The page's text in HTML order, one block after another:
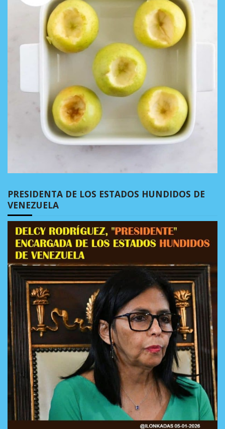
PRESIDENTA DE LOS ESTADOS HUNDIDOS DE
VENEZUELA